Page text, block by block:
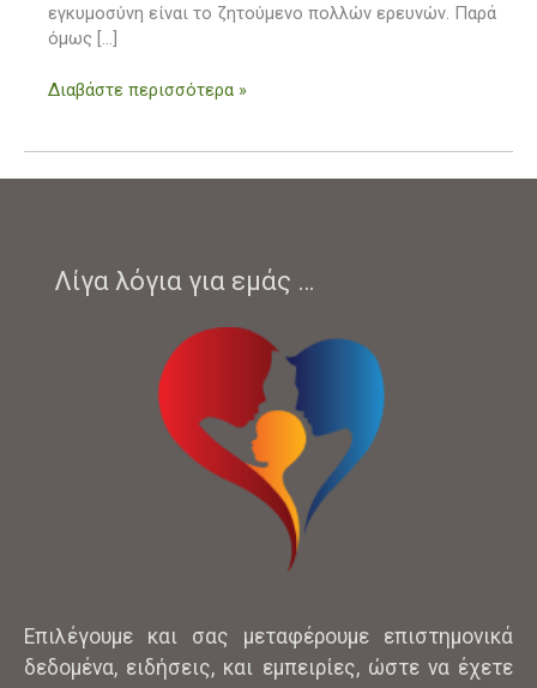
εγκυμοσύνη είναι το ζητούμενο πολλών ερευνών. Παρά
όμως […]
Διαβάστε περισσότερα »
Λίγα λόγια για εμάς …
Επιλέγουμε και σας μεταφέρουμε επιστημονικά
δεδομένα, ειδήσεις, και εμπειρίες, ώστε να έχετε